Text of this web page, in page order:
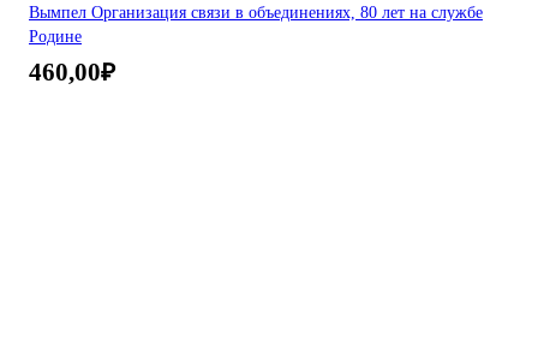
Вымпел Организация связи в объединениях, 80 лет на службе
Родине
460,00₽